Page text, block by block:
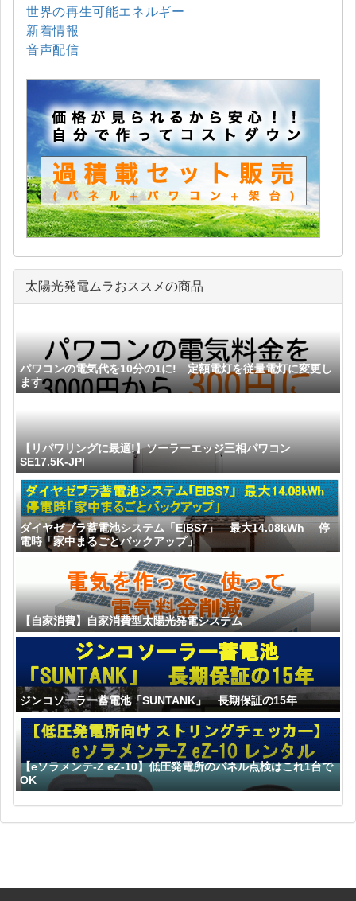
世界の再生可能エネルギー
新着情報
音声配信
太陽光発電ムラおススメの商品
パワコンの電気代を10分の1に! 定額電灯を従量電灯に変更し
ます
【リパワリングに最適!】ソーラーエッジ三相パワコン
SE17.5K-JPI
ダイヤゼブラ蓄電池システム「EIBS7」 最大14.08kWh 停
電時「家中まるごとバックアップ」
【自家消費】自家消費型太陽光発電システム
ジンコソーラー蓄電池「SUNTANK」 長期保証の15年
【eソラメンテ-Z eZ-10】低圧発電所のパネル点検はこれ1台で
OK